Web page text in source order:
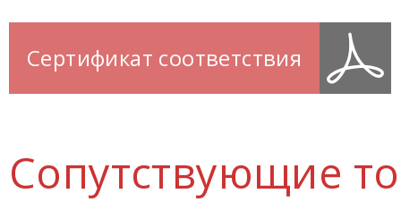
Сертификат соответствия
Сопутствующие